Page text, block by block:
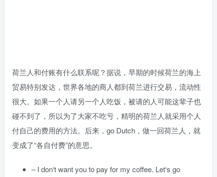
荷兰人和付账有什么联系呢？据说，早期的时候荷兰的海上
贸易特别发达，世界各地的商人都到荷兰进行交易，流动性
很大。如果一个人请另一个人吃饭，被请的人可能这辈子也
碰不到了，所以为了大家不吃亏，精明的荷兰人就采用个人
付自己的费用的方法。后来，go Dutch，做一回荷兰人，就
变成了“各自付费”的意思。
– I don‘t want you to pay for my coffee. Let‘s go